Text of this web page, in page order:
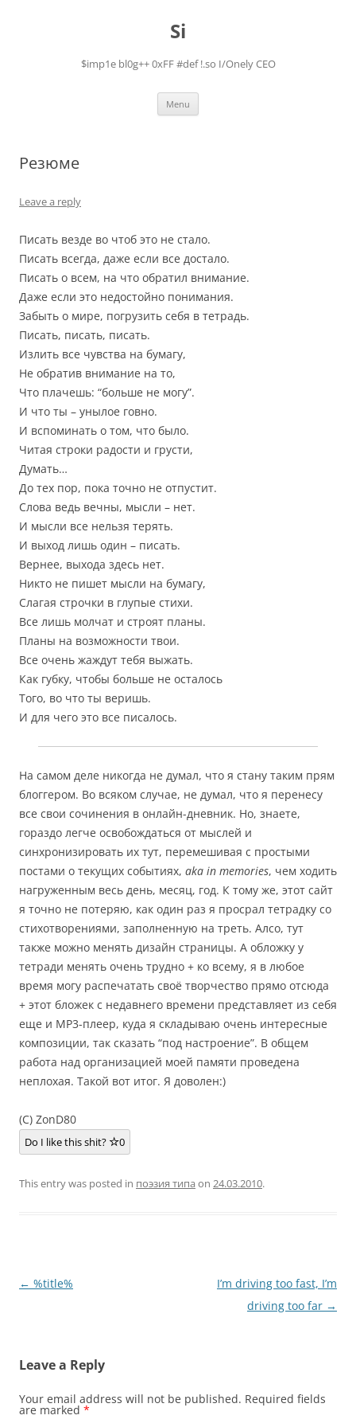
Si
$imp1e bl0g++ 0xFF #def !.so I/Onely CEO
Menu
Резюме
Leave a reply
Писать везде во чтоб это не стало.
Писать всегда, даже если все достало.
Писать о всем, на что обратил внимание.
Даже если это недостойно понимания.
Забыть о мире, погрузить себя в тетрадь.
Писать, писать, писать.
Излить все чувства на бумагу,
Не обратив внимание на то,
Что плачешь: “больше не могу”.
И что ты – унылое говно.
И вспоминать о том, что было.
Читая строки радости и грусти,
Думать…
До тех пор, пока точно не отпустит.
Слова ведь вечны, мысли – нет.
И мысли все нельзя терять.
И выход лишь один – писать.
Вернее, выхода здесь нет.
Никто не пишет мысли на бумагу,
Слагая строчки в глупые стихи.
Все лишь молчат и строят планы.
Планы на возможности твои.
Все очень жаждут тебя выжать.
Как губку, чтобы больше не осталось
Того, во что ты веришь.
И для чего это все писалось.
На самом деле никогда не думал, что я стану таким прям
блоггером. Во всяком случае, не думал, что я перенесу
все свои сочинения в онлайн-дневник. Но, знаете,
гораздо легче освобождаться от мыслей и
синхронизировать их тут, перемешивая с простыми
постами о текущих событиях, aka in memories, чем ходить
нагруженным весь день, месяц, год. К тому же, этот сайт
я точно не потеряю, как один раз я просрал тетрадку со
стихотворениями, заполненную на треть. Алсо, тут
также можно менять дизайн страницы. А обложку у
тетради менять очень трудно + ко всему, я в любое
время могу распечатать своё творчество прямо отсюда
+ этот бложек с недавнего времени представляет из себя
еще и MP3-плеер, куда я складываю очень интересные
композиции, так сказать “под настроение”. В общем
работа над организацией моей памяти проведена
неплохая. Такой вот итог. Я доволен:)
(C) ZonD80
Do I like this shit? 0
This entry was posted in поэзия типа on 24.03.2010.
Post
← %title%
I’m driving too fast, I’m
driving too far →
Leave a Reply
Your email address will not be published. Required fields
are marked *